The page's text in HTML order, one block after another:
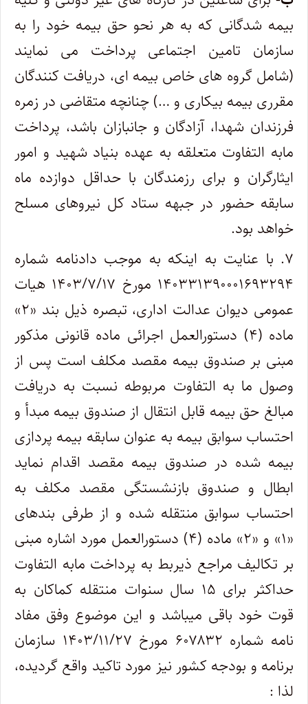
بیمه شدگانی که به هر نحو حق بیمه خود را به
سازمان تامین اجتماعی پرداخت می نمایند
(شامل گروه های خاص بیمه ای، دریافت کنندگان
مقرری بیمه بیکاری و …) چنانچه متقاضی در زمره
فرزندان شهدا، آزادگان و جانبازان باشد، پرداخت
مابه التفاوت متعلقه به عهده بنیاد شهید و امور
ایثارگران و برای رزمندگان با حداقل دوازده ماه
سابقه حضور در جبهه ستاد کل نیروهای مسلح
خواهد بود.
۷. با عنایت به اینکه به موجب دادنامه شماره
۱۴۰۳۳۱۳۹۰۰۰۱۶۹۳۲۹۴ مورخ ۱۴۰۳/۷/۱۷ هیات
عمومی دیوان عدالت اداری، تبصره ذیل بند «۲»
ماده (۴) دستورالعمل اجرائی ماده قانونی مذکور
مبنی بر صندوق بیمه مقصد مکلف است پس از
وصول ما به التفاوت مربوطه نسبت به دریافت
مبالغ حق بیمه قابل انتقال از صندوق بیمه مبدأ و
احتساب سوابق بیمه به عنوان سابقه بیمه پردازی
بیمه شده در صندوق بیمه مقصد اقدام نماید
ابطال و صندوق بازنشستگی مقصد مکلف به
احتساب سوابق منتقله شده و از طرفی بندهای
«۱» و «۲» ماده (۴) دستورالعمل مورد اشاره مبنی
بر تکالیف مراجع ذیربط به پرداخت مابه التفاوت
حداکثر برای ۱۵ سال سنوات منتقله کماکان به
قوت خود باقی میباشد و این موضوع وفق مفاد
نامه شماره ۶۰۷۸۳۲ مورخ ۱۴۰۳/۱۱/۲۷ سازمان
برنامه و بودجه کشور نیز مورد تاکید واقع گردیده،
لذا :